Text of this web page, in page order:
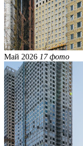
Май 2026 17 фото